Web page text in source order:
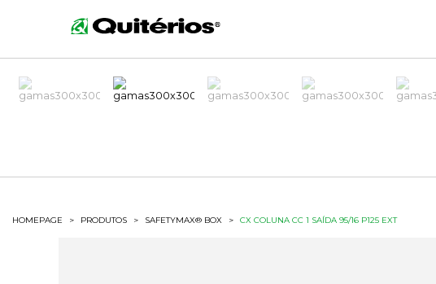
HOMEPAGE > PRODUTOS > SAFETYMAX® BOX > CX COLUNA CC 1 SAÍDA 95/16 P125 EXT